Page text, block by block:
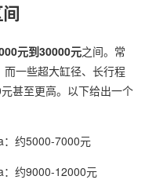
元到30000元之间。常
一些超大缸径、长行程
甚至更高。以下给出一个
约5000-7000元
约9000-12000元